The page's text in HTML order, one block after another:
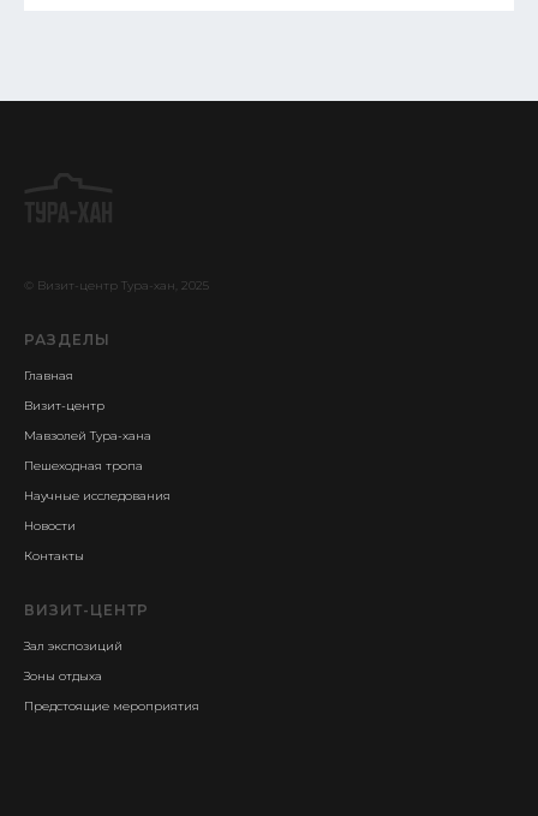
© Визит-центр Тура-хан, 2025
РАЗДЕЛЫ
Главная
Визит-центр
Мавзолей Тура-хана
Пешеходная тропа
Научные исследования
Новости
Контакты
ВИЗИТ-ЦЕНТР
Зал экспозиций
Зоны отдыха
Предстоящие мероприятия